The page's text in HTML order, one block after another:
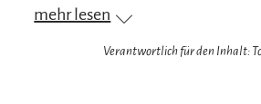
Wandern, Skifahren, Langlauf
mehr lesen
Verantwortlich für den Inhalt: